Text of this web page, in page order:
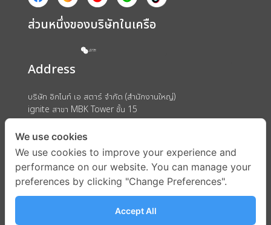
ส่วนหนึ่งของบริษัทในเครือ
Address
บริษัท อิกไนท์ เอ สตาร์ จำกัด (สำนักงานใหญ่)
ignite สาขา MBK Tower ชั้น 15
ถนนพญาไท แขวงวังใหม่ เขตปทุมวัน กรุงเทพมหานคร 10330
We use cookies
We use cookies to improve your experience and
performance on our website. You can manage your
preferences by clicking "Change Preferences".
Accept All